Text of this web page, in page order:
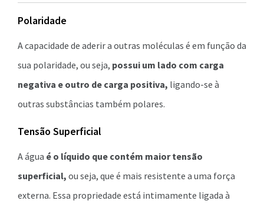
Polaridade
A capacidade de aderir a outras moléculas é em função da
sua polaridade, ou seja, possui um lado com carga
negativa e outro de carga positiva, ligando-se à
outras substâncias também polares.
Tensão Superficial
A água é o líquido que contém maior tensão
superficial, ou seja, que é mais resistente a uma força
externa. Essa propriedade está intimamente ligada à